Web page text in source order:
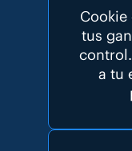
tus
a tu